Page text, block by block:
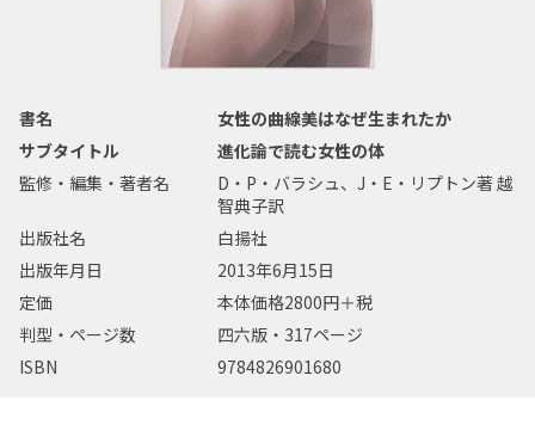
書名
女性の曲線美はなぜ生まれたか
サブタイトル
進化論で読む女性の体
監修・編集・著者名
D・P・バラシュ、J・E・リプトン著 越
智典子訳
出版社名
白揚社
出版年月日
2013年6月15日
定価
本体価格2800円＋税
判型・ページ数
四六版・317ページ
ISBN
9784826901680